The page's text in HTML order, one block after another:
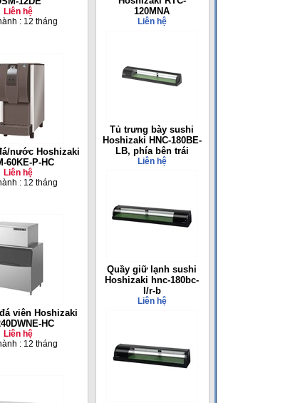
Liên hệ
: 12 tháng
nước Hoshizaki
60KE-P-HC
Liên hệ
: 12 tháng
viên Hoshizaki
HC
Liên hệ
: 12 tháng
120MNA
Liên hệ
Tủ trưng bày sushi
Hoshizaki HNC-180BE-
LB, phía bên trái
Liên hệ
Quầy giữ lạnh sushi
Hoshizaki hnc-180bc-
l/r-b
Liên hệ